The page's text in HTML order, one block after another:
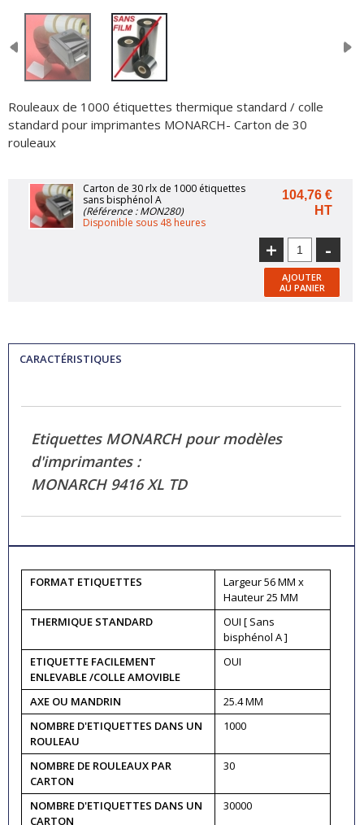
Rouleaux de 1000 étiquettes thermique standard / colle
standard pour imprimantes MONARCH- Carton de 30
rouleaux
Carton de 30 rlx de 1000 étiquettes
sans bisphénol A
(Référence : MON280)
Disponible sous 48 heures
104,76 €
HT
+ -
AJOUTER
AU PANIER
CARACTÉRISTIQUES
Etiquettes MONARCH pour modèles
d'imprimantes :
MONARCH 9416 XL TD
FORMAT ETIQUETTES
Largeur 56 MM x
Hauteur 25 MM
THERMIQUE STANDARD
OUI [ Sans
bisphénol A ]
ETIQUETTE FACILEMENT
ENLEVABLE /COLLE AMOVIBLE
OUI
AXE OU MANDRIN
25.4 MM
NOMBRE D'ETIQUETTES DANS UN
ROULEAU
1000
NOMBRE DE ROULEAUX PAR
CARTON
30
NOMBRE D'ETIQUETTES DANS UN
CARTON
30000